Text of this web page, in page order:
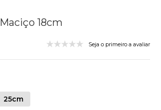
18cm
Seja o primeiro a avaliar
25cm